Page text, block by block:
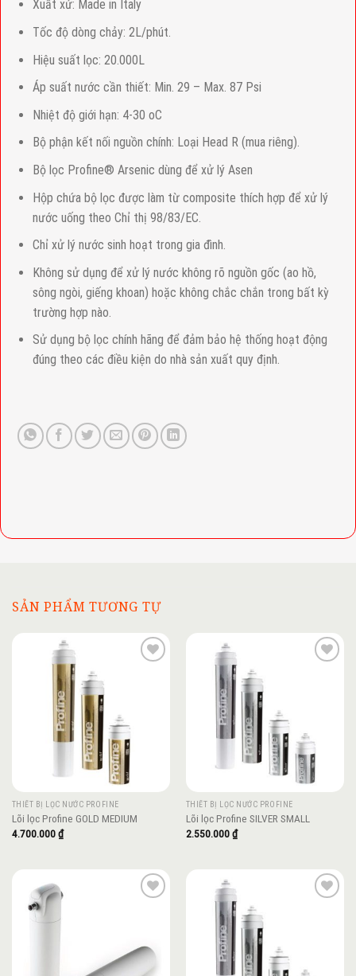
Xuất xứ: Made in Italy
Tốc độ dòng chảy: 2L/phút.
Hiệu suất lọc: 20.000L
Áp suất nước cần thiết: Min. 29 – Max. 87 Psi
Nhiệt độ giới hạn: 4-30 oC
Bộ phận kết nối nguồn chính: Loại Head R (mua riêng).
Bộ lọc Profine® Arsenic dùng để xử lý Asen
Hộp chứa bộ lọc được làm từ composite thích hợp để xử lý
nước uống theo Chỉ thị 98/83/EC.
Chỉ xử lý nước sinh hoạt trong gia đình.
Không sử dụng để xử lý nước không rõ nguồn gốc (ao hồ,
sông ngòi, giếng khoan) hoặc không chắc chắn trong bất kỳ
trường hợp nào.
Sử dụng bộ lọc chính hãng để đảm bảo hệ thống hoạt động
đúng theo các điều kiện do nhà sản xuất quy định.
SẢN PHẨM TƯƠNG TỰ
THIẾT BỊ LỌC NƯỚC PROFINE
Lõi lọc Profine GOLD MEDIUM
4.700.000₫
THIẾT BỊ LỌC NƯỚC PROFINE
Lõi lọc Profine SILVER SMALL
2.550.000₫